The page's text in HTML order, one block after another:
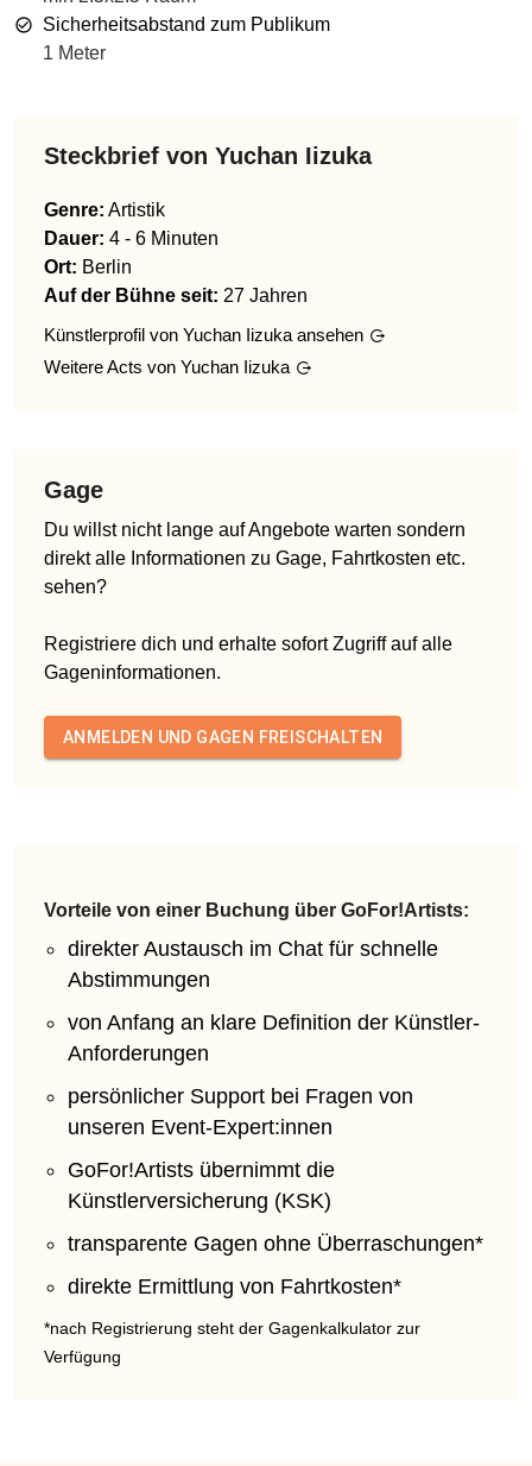
Sicherheitsabstand zum Publikum
1 Meter
Steckbrief von Yuchan Iizuka
Genre: Artistik
Dauer: 4 - 6 Minuten
Ort: Berlin
Auf der Bühne seit: 27 Jahren
Künstlerprofil von Yuchan Iizuka ansehen
Weitere Acts von Yuchan Iizuka
Gage
Du willst nicht lange auf Angebote warten sondern
direkt alle Informationen zu Gage, Fahrtkosten etc.
sehen?
Registriere dich und erhalte sofort Zugriff auf alle
Gageninformationen.
ANMELDEN UND GAGEN FREISCHALTEN
Vorteile von einer Buchung über GoFor!Artists:
direkter Austausch im Chat für schnelle
Abstimmungen
von Anfang an klare Definition der Künstler-
Anforderungen
persönlicher Support bei Fragen von
unseren Event-Expert:innen
GoFor!Artists übernimmt die
Künstlerversicherung (KSK)
transparente Gagen ohne Überraschungen*
direkte Ermittlung von Fahrtkosten*
*nach Registrierung steht der Gagenkalkulator zur
Verfügung